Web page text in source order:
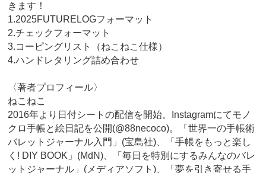
きます！
1.2025FUTURELOGフォーマット
2.チェックフォーマット
3.コーピングリスト（ねこねこ仕様）
4.ハンドレタリング詰め合わせ
〈著者プロフィール〉
ねこねこ
2016年より日付シートの配信を開始。Instagramにてモノ
クロ手帳と絵日記を公開(@88necoco)。「世界一の手帳術
バレットジャーナル入門」(宝島社)、「手帳をもっと楽し
く! DIY BOOK」(MdN)、「毎日を特別にするみんなのバレ
ットジャーナル」(メディアソフト)、「夢を引き寄せる手